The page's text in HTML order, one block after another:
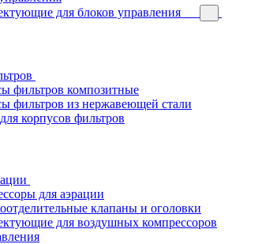
для блоков управления
фильтров композитные
фильтров из нержавеющей стали
корпусов фильтров
для аэрации
клапаны и оголовки
для воздушных компрессоров